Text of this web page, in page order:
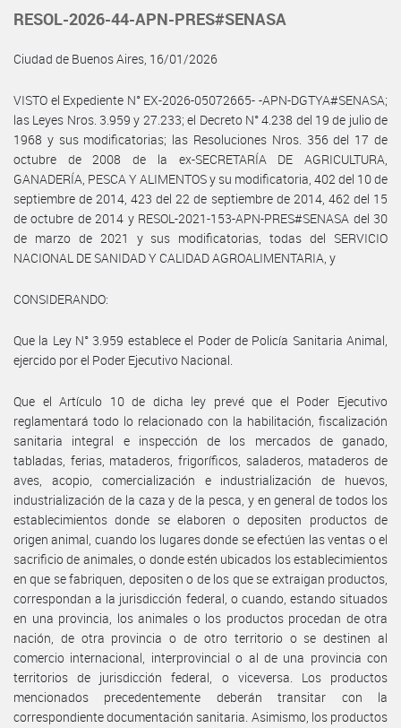
RESOL-2026-44-APN-PRES#SENASA
Ciudad de Buenos Aires, 16/01/2026
VISTO el Expediente N° EX-2026-05072665- -APN-DGTYA#SENASA;
las Leyes Nros. 3.959 y 27.233; el Decreto N° 4.238 del 19 de julio de
1968 y sus modificatorias; las Resoluciones Nros. 356 del 17 de
octubre de 2008 de la ex-SECRETARÍA DE AGRICULTURA,
GANADERÍA, PESCA Y ALIMENTOS y su modificatoria, 402 del 10 de
septiembre de 2014, 423 del 22 de septiembre de 2014, 462 del 15
de octubre de 2014 y RESOL-2021-153-APN-PRES#SENASA del 30
de marzo de 2021 y sus modificatorias, todas del SERVICIO
NACIONAL DE SANIDAD Y CALIDAD AGROALIMENTARIA, y
CONSIDERANDO:
Que la Ley N° 3.959 establece el Poder de Policía Sanitaria Animal,
ejercido por el Poder Ejecutivo Nacional.
Que el Artículo 10 de dicha ley prevé que el Poder Ejecutivo
reglamentará todo lo relacionado con la habilitación, fiscalización
sanitaria integral e inspección de los mercados de ganado,
tabladas, ferias, mataderos, frigoríficos, saladeros, mataderos de
aves, acopio, comercialización e industrialización de huevos,
industrialización de la caza y de la pesca, y en general de todos los
establecimientos donde se elaboren o depositen productos de
origen animal, cuando los lugares donde se efectúen las ventas o el
sacrificio de animales, o donde estén ubicados los establecimientos
en que se fabriquen, depositen o de los que se extraigan productos,
correspondan a la jurisdicción federal, o cuando, estando situados
en una provincia, los animales o los productos procedan de otra
nación, de otra provincia o de otro territorio o se destinen al
comercio internacional, interprovincial o al de una provincia con
territorios de jurisdicción federal, o viceversa. Los productos
mencionados precedentemente deberán transitar con la
correspondiente documentación sanitaria. Asimismo, los productos